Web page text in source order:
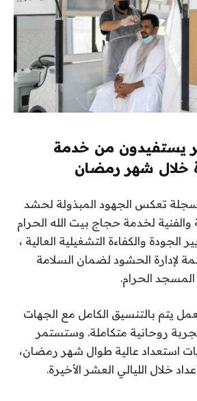
يستفيدون من خدمة
خلال شهر رمضان
تعكس الجهود المبذولة لحشد
والفنية لخدمة حجاج بيت الله الحرام
والكفاءة التشغيلية العالية ،
لإدارة الحشود لضمان السلامة
الحرام.
يتم بالتنسيق الكامل مع الجهات
روحانية متكاملة. وستستمر
استعداد عالية طوال شهر رمضان،
خلال الليالي العشر الأخيرة.